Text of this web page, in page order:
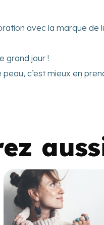
avec la marque de
grand jour !
c’est mieux en